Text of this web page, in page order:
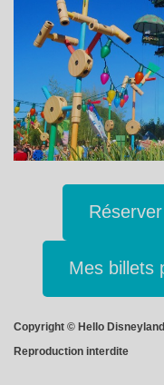
Mes billets
Copyright © Hello
Reproduction interdite